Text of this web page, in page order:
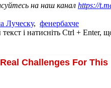
на наш канал https://
Луческу, фенербахче
і натисніть Ctrl + Enter,